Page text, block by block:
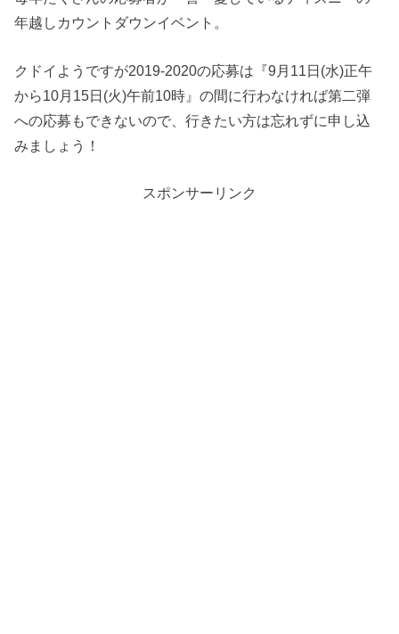
年越しカウントダウンイベント。
クドイようですが2019-2020の応募は『9月11日(水)正午
から10月15日(火)午前10時』の間に行わなければ第二弾
への応募もできないので、行きたい方は忘れずに申し込
みましょう！
スポンサーリンク